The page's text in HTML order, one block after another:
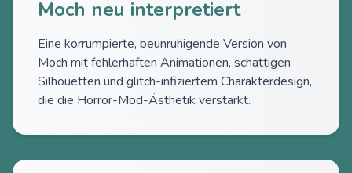
Moch neu interpretiert
Eine korrumpierte, beunruhigende Version von
Moch mit fehlerhaften Animationen, schattigen
Silhouetten und glitch-infiziertem Charakterdesign,
die die Horror-Mod-Ästhetik verstärkt.